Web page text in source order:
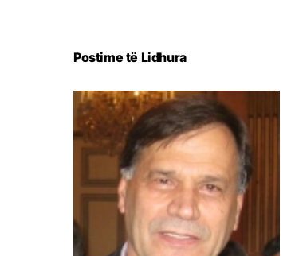
Postime të Lidhura